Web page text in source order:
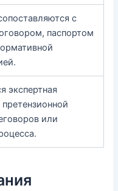
с
паспортом
экспертная
или